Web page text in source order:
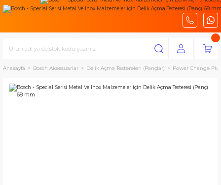
Anasayfa Bosch Aksesuarlar Delik Açma Testereleri (Pançlar) Power Change